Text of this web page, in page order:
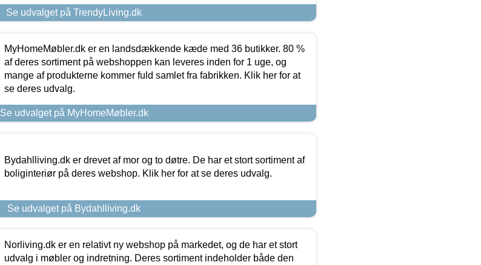
Se udvalget på TrendyLiving.dk
MyHomeMøbler.dk er en landsdækkende kæde med 36 butikker. 80 %
af deres sortiment på webshoppen kan leveres inden for 1 uge, og
mange af produkterne kommer fuld samlet fra fabrikken. Klik her for at
se deres udvalg.
Se udvalget på MyHomeMøbler.dk
Bydahlliving.dk er drevet af mor og to døtre. De har et stort sortiment af
boliginteriør på deres webshop. Klik her for at se deres udvalg.
Se udvalget på Bydahlliving.dk
Norliving.dk er en relativt ny webshop på markedet, og de har et stort
udvalg i møbler og indretning. Deres sortiment indeholder både den